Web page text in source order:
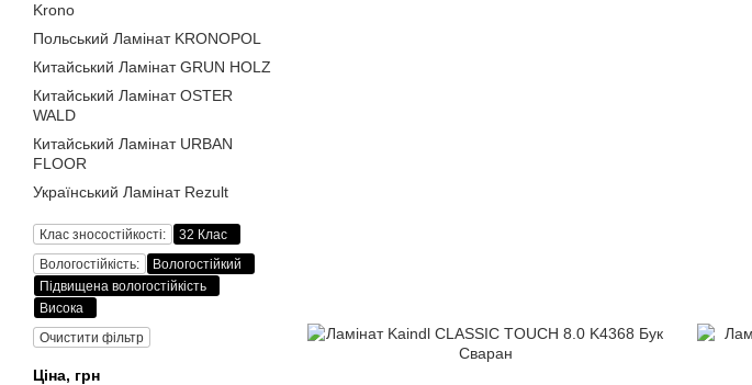
Krono
Польський Ламінат KRONOPOL
Китайський Ламінат GRUN HOLZ
Китайський Ламінат OSTER
WALD
Китайський Ламінат URBAN
FLOOR
Український Ламінат Rezult
Клас зносостійкості:
32 Клас
Вологостійкість:
Вологостійкий
Підвищена вологостійкість
Висока
Очистити фільтр
Ціна, грн